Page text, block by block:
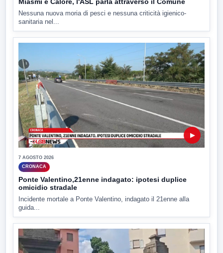
Miasmi e Calore, l'ASL parla attraverso il Comune
Nessuna nuova moria di pesci e nessuna criticità igienico-
sanitaria nel...
▶
7 AGOSTO 2026
CRONACA
Ponte Valentino,21enne indagato: ipotesi duplice
omicidio stradale
Incidente mortale a Ponte Valentino, indagato il 21enne alla
guida...